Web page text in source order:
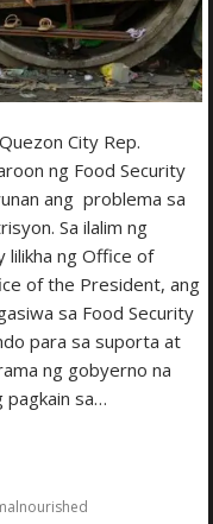
City Rep.
ng Food Security
ang problema sa
Sa ilalim ng
lilikha ng Office of
of the President, ang
sa Food Security
para sa suporta at
ng gobyerno na
pagkain sa…